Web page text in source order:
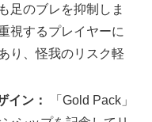
足のブレを抑制しま
視するプレイヤーに
り、怪我のリスク軽
イン：
「Gold Pack」